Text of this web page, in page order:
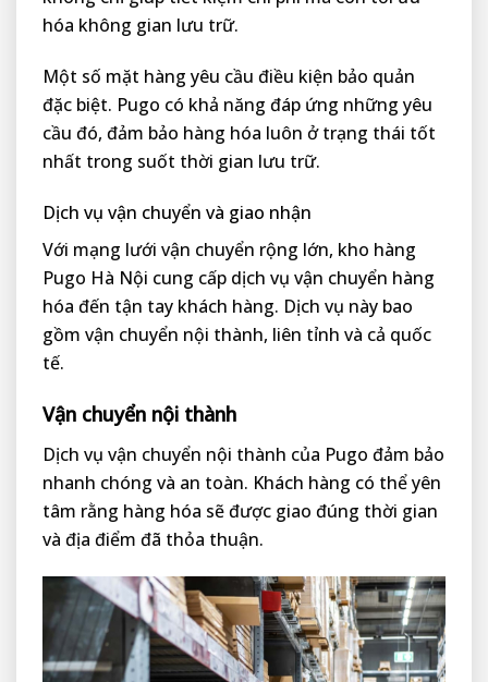
hóa không gian lưu trữ.
Một số mặt hàng yêu cầu điều kiện bảo quản
đặc biệt. Pugo có khả năng đáp ứng những yêu
cầu đó, đảm bảo hàng hóa luôn ở trạng thái tốt
nhất trong suốt thời gian lưu trữ.
Dịch vụ vận chuyển và giao nhận
Với mạng lưới vận chuyển rộng lớn, kho hàng
Pugo Hà Nội cung cấp dịch vụ vận chuyển hàng
hóa đến tận tay khách hàng. Dịch vụ này bao
gồm vận chuyển nội thành, liên tỉnh và cả quốc
tế.
Vận chuyển nội thành
Dịch vụ vận chuyển nội thành của Pugo đảm bảo
nhanh chóng và an toàn. Khách hàng có thể yên
tâm rằng hàng hóa sẽ được giao đúng thời gian
và địa điểm đã thỏa thuận.